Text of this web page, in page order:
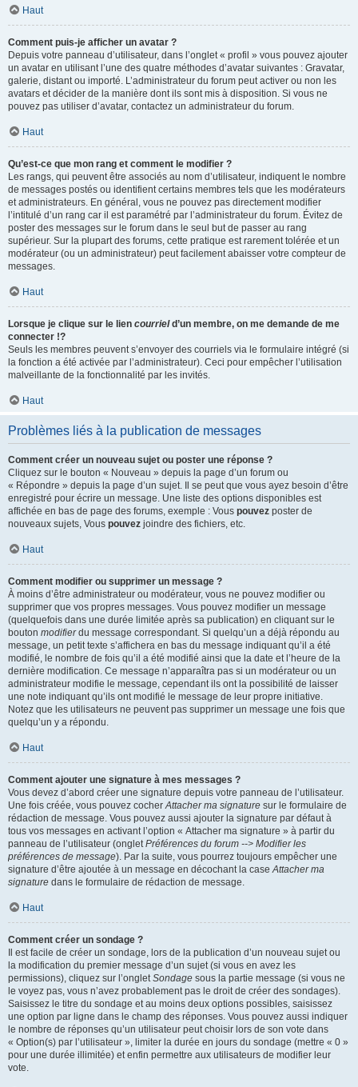
Haut
Comment puis-je afficher un avatar ?
Depuis votre panneau d’utilisateur, dans l’onglet « profil » vous pouvez ajouter
un avatar en utilisant l’une des quatre méthodes d’avatar suivantes : Gravatar,
galerie, distant ou importé. L’administrateur du forum peut activer ou non les
avatars et décider de la manière dont ils sont mis à disposition. Si vous ne
pouvez pas utiliser d’avatar, contactez un administrateur du forum.
Haut
Qu’est-ce que mon rang et comment le modifier ?
Les rangs, qui peuvent être associés au nom d’utilisateur, indiquent le nombre
de messages postés ou identifient certains membres tels que les modérateurs
et administrateurs. En général, vous ne pouvez pas directement modifier
l’intitulé d’un rang car il est paramétré par l’administrateur du forum. Évitez de
poster des messages sur le forum dans le seul but de passer au rang
supérieur. Sur la plupart des forums, cette pratique est rarement tolérée et un
modérateur (ou un administrateur) peut facilement abaisser votre compteur de
messages.
Haut
Lorsque je clique sur le lien courrield’un membre, on me demande de me
connecter !?
Seuls les membres peuvent s’envoyer des courriels via le formulaire intégré (si
la fonction a été activée par l’administrateur). Ceci pour empêcher l’utilisation
malveillante de la fonctionnalité par les invités.
Haut
Problèmes liés à la publication de messages
Comment créer un nouveau sujet ou poster une réponse ?
Cliquez sur le bouton « Nouveau » depuis la page d’un forum ou
« Répondre » depuis la page d’un sujet. Il se peut que vous ayez besoin d’être
enregistré pour écrire un message. Une liste des options disponibles est
affichée en bas de page des forums, exemple : Vous pouvez poster de
nouveaux sujets, Vous pouvez joindre des fichiers, etc.
Haut
Comment modifier ou supprimer un message ?
À moins d’être administrateur ou modérateur, vous ne pouvez modifier ou
supprimer que vos propres messages. Vous pouvez modifier un message
(quelquefois dans une durée limitée après sa publication) en cliquant sur le
bouton modifierdu message correspondant. Si quelqu’un a déjà répondu au
message, un petit texte s’affichera en bas du message indiquant qu’il a été
modifié, le nombre de fois qu’il a été modifié ainsi que la date et l’heure de la
dernière modification. Ce message n’apparaîtra pas si un modérateur ou un
administrateur modifie le message, cependant ils ont la possibilité de laisser
une note indiquant qu’ils ont modifié le message de leur propre initiative.
Notez que les utilisateurs ne peuvent pas supprimer un message une fois que
quelqu’un y a répondu.
Haut
Comment ajouter une signature à mes messages ?
Vous devez d’abord créer une signature depuis votre panneau de l’utilisateur.
Une fois créée, vous pouvez cocherAttacher ma signature sur le formulaire de
rédaction de message. Vous pouvez aussi ajouter la signature par défaut à
tous vos messages en activant l’option « Attacher ma signature » à partir du
panneau de l’utilisateur (ongletPréférences du forum --> Modifier les
préférences de message). Par la suite, vous pourrez toujours empêcher une
signature d’être ajoutée à un message en décochant la caseAttacher ma
signature dans le formulaire de rédaction de message.
Haut
Comment créer un sondage ?
Il est facile de créer un sondage, lors de la publication d’un nouveau sujet ou
la modification du premier message d’un sujet (si vous en avez les
permissions), cliquez sur l’ongletSondage sous la partie message (si vous ne
le voyez pas, vous n’avez probablement pas le droit de créer des sondages).
Saisissez le titre du sondage et au moins deux options possibles, saisissez
une option par ligne dans le champ des réponses. Vous pouvez aussi indiquer
le nombre de réponses qu’un utilisateur peut choisir lors de son vote dans
« Option(s) par l’utilisateur », limiter la durée en jours du sondage (mettre « 0 »
pour une durée illimitée) et enfin permettre aux utilisateurs de modifier leur
vote.